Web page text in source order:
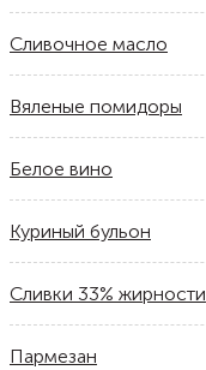
Сливочное масло
Вяленые помидоры
Белое вино
Куриный бульон
Сливки 33% жирности
Пармезан